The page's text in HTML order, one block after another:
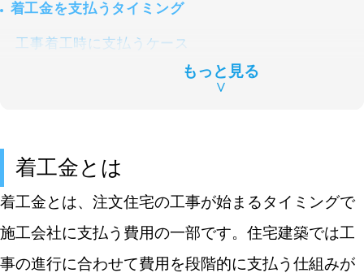
着工金を支払うタイミング
工事着工時に支払うケース
基礎工事完了時に支払うケースもっと見る
∨
着工金とは
着工金とは、注文住宅の工事が始まるタイミングで
施工会社に支払う費用の一部です。住宅建築では工
事の進行に合わせて費用を段階的に支払う仕組みが